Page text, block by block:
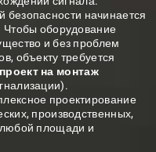
безопасности начинается
Чтобы оборудование
и без проблем
объекту требуется
проект на монтаж
проектирование
производственных,
любой площади и